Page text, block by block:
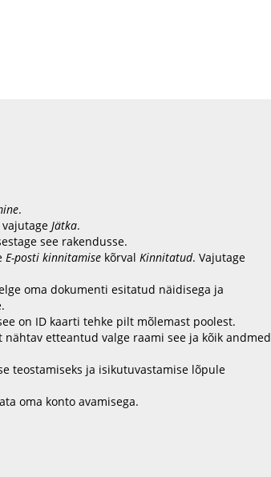
.
Jätka.
see rakendusse.
E-posti kinnitamise kõrval Kinnitatud. Vajutage
oma dokumenti esitatud näidisega ja
on ID kaarti tehke pilt mõlemast poolest.
etteantud valge raami see ja kõik andmed
teostamiseks ja isikutuvastamise lõpule
oma konto avamisega.